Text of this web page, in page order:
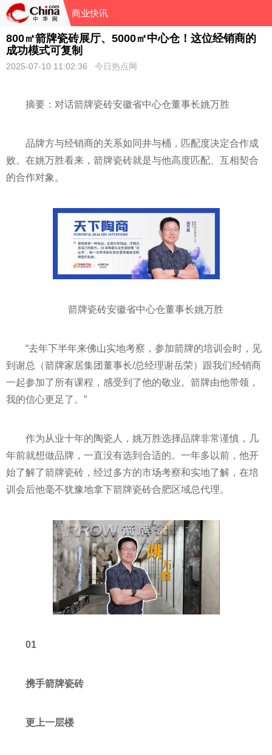
商业快讯
800㎡箭牌瓷砖展厅、5000㎡中心仓！这位经销商的
成功模式可复制
2025-07-10 11:02:36 今日热点网
摘要：对话箭牌瓷砖安徽省中心仓董事长姚万胜
品牌方与经销商的关系如同井与桶，匹配度决定合作成
败。在姚万胜看来，箭牌瓷砖就是与他高度匹配、互相契合
的合作对象。
箭牌瓷砖安徽省中心仓董事长姚万胜
“去年下半年来佛山实地考察，参加箭牌的培训会时，见
到谢总（箭牌家居集团董事长/总经理谢岳荣）跟我们经销商
一起参加了所有课程，感受到了他的敬业。箭牌由他带领，
我的信心更足了。”
作为从业十年的陶瓷人，姚万胜选择品牌非常谨慎，几
年前就想做品牌，一直没有选到合适的。一年多以前，他开
始了解了箭牌瓷砖，经过多方的市场考察和实地了解，在培
训会后他毫不犹豫地拿下箭牌瓷砖合肥区域总代理。
01
携手箭牌瓷砖
更上一层楼